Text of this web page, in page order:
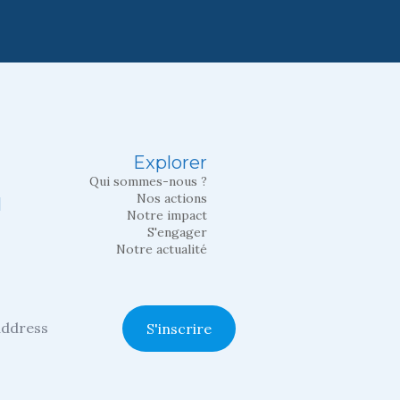
Explorer
Qui sommes-nous ?
Nos actions
Notre impact
S'engager
Notre actualité
S'inscrire